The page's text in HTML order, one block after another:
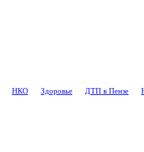
НКО Здоровье ДТП в Пензе